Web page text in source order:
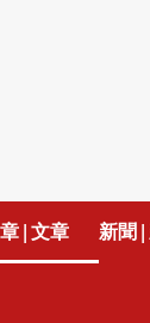
| 文章 新聞 |